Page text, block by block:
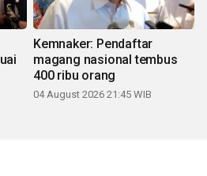
Kemnaker: Pendaftar
magang nasional tembus
400 ribu orang
04 August 2026 21:45 WIB